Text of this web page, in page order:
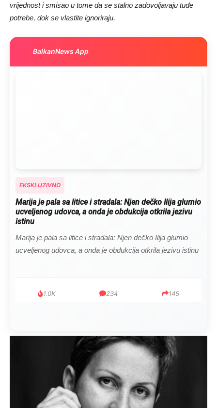
vrijednost i smisao u tome da se stalno zadovoljavaju tuđe
potrebe, dok se vlastite ignoriraju.
BalkanNews App
EKSKLUZIVNO
Marija je pala sa litice i stradala: Njen dečko Ilija glumio
ucveljenog udovca, a onda je obdukcija otkrila jezivu
istinu
Marija je pala sa litice i stradala: Njen dečko Ilija glumio
ucveljenog udovca, a onda je obdukcija otkrila jezivu istinu
1.0K 234 145